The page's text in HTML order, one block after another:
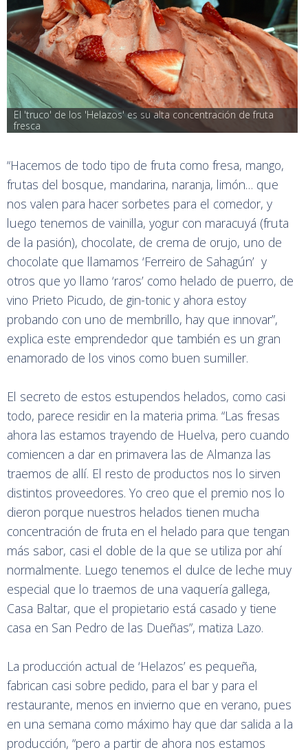
El 'truco' de los 'Helazos' es su alta concentración de fruta
fresca
“Hacemos de todo tipo de fruta como fresa, mango,
frutas del bosque, mandarina, naranja, limón… que
nos valen para hacer sorbetes para el comedor, y
luego tenemos de vainilla, yogur con maracuyá (fruta
de la pasión), chocolate, de crema de orujo, uno de
chocolate que llamamos ‘Ferreiro de Sahagún’ y
otros que yo llamo ‘raros’ como helado de puerro, de
vino Prieto Picudo, de gin-tonic y ahora estoy
probando con uno de membrillo, hay que innovar”,
explica este emprendedor que también es un gran
enamorado de los vinos como buen sumiller.
El secreto de estos estupendos helados, como casi
todo, parece residir en la materia prima. “Las fresas
ahora las estamos trayendo de Huelva, pero cuando
comiencen a dar en primavera las de Almanza las
traemos de allí. El resto de productos nos lo sirven
distintos proveedores. Yo creo que el premio nos lo
dieron porque nuestros helados tienen mucha
concentración de fruta en el helado para que tengan
más sabor, casi el doble de la que se utiliza por ahí
normalmente. Luego tenemos el dulce de leche muy
especial que lo traemos de una vaquería gallega,
Casa Baltar, que el propietario está casado y tiene
casa en San Pedro de las Dueñas”, matiza Lazo.
La producción actual de ‘Helazos’ es pequeña,
fabrican casi sobre pedido, para el bar y para el
restaurante, menos en invierno que en verano, pues
en una semana como máximo hay que dar salida a la
producción, “pero a partir de ahora nos estamos